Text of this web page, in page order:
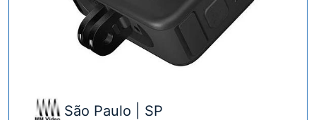
São Paulo | SP